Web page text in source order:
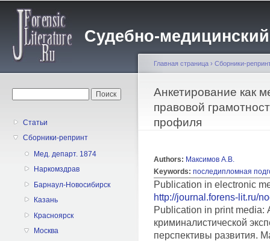
Судебно-
Статьи
Сборники-репринт
Мед. департ. 1874
Наркомздрав
Барнаул-Новосибирск
Казань
Красноярск
Москва
Вы здесь
Главная страница › Сборники-
Анкетирование как
правовой
профиля
Authors: Максимов А.В.
Keywords: последипломная
Publication in electronic
http://journal.forens-lit.ru/
Publication in print media:
криминалистической
перспективы развития.